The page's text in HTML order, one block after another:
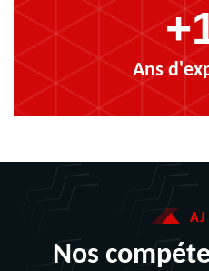
Ans
AJ
Nos